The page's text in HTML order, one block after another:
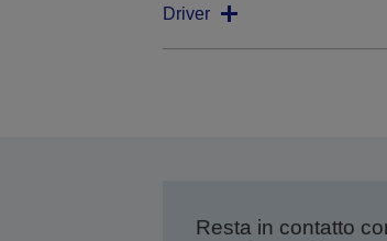
Driver
Resta in contatto